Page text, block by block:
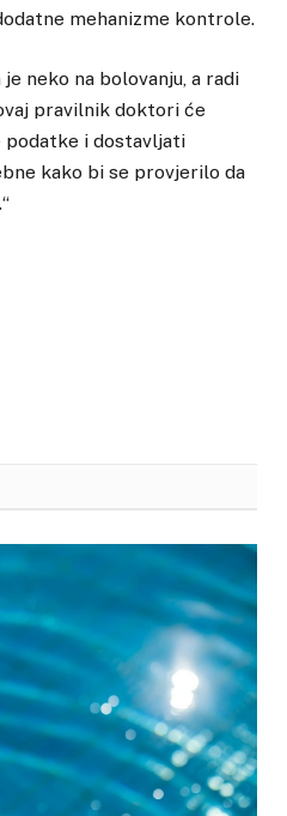
mehanizme kontrole.
neko na bolovanju, a radi
pravilnik doktori će
i dostavljati
kako bi se provjerilo da